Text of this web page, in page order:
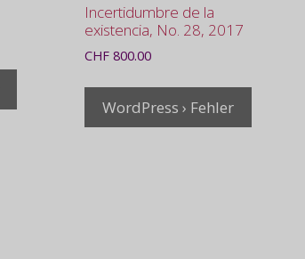
Incertidumbre de la
existencia, No. 28, 2017
CHF 800.00
WordPress › Fehler